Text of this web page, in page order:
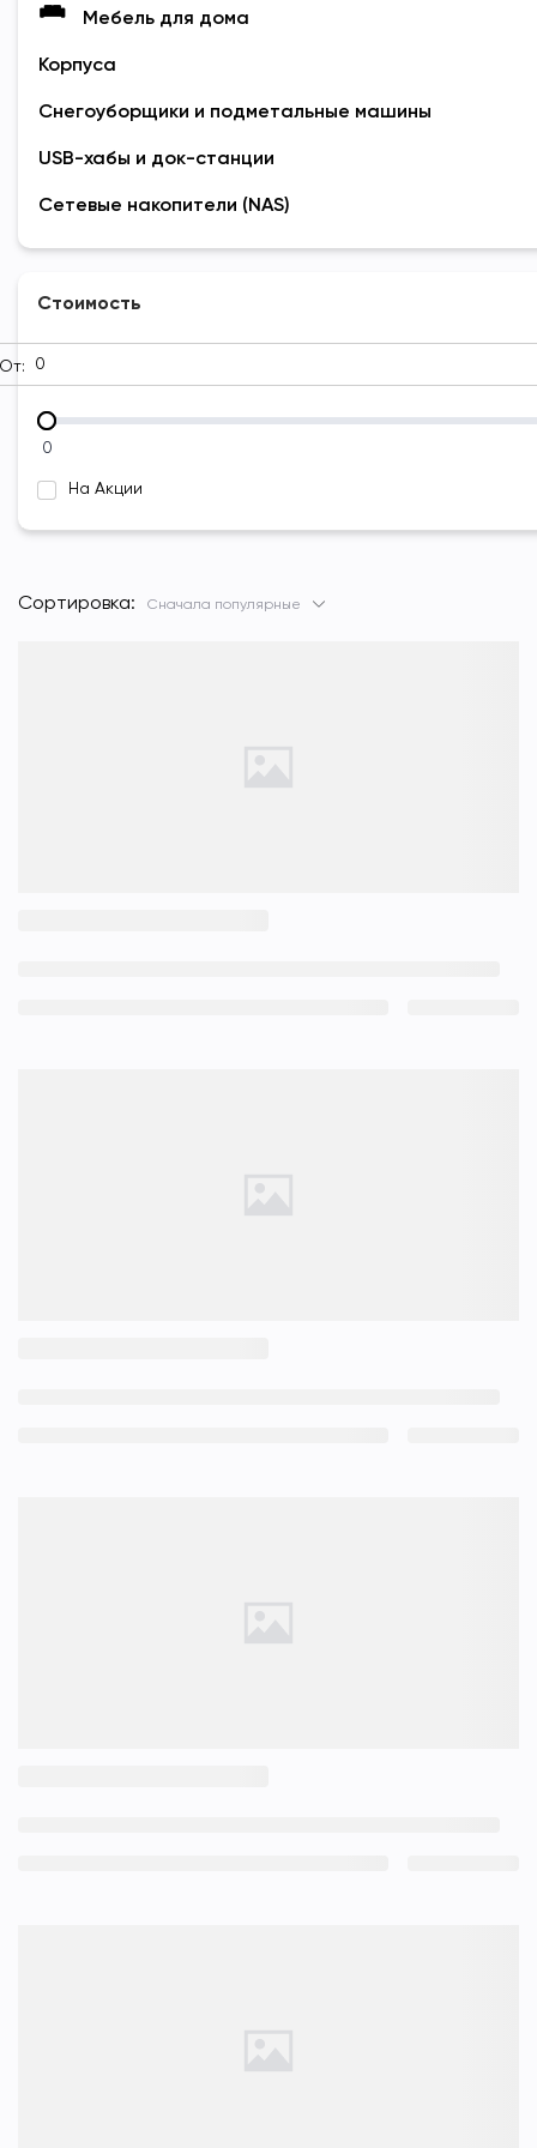
Мебель для дома
Корпуса
Снегоуборщики и подметальные машины
USB-хабы и док-станции
Сетевые накопители (NAS)
Стоимость
От:
0
На Акции
Сортировка: Сначала популярные